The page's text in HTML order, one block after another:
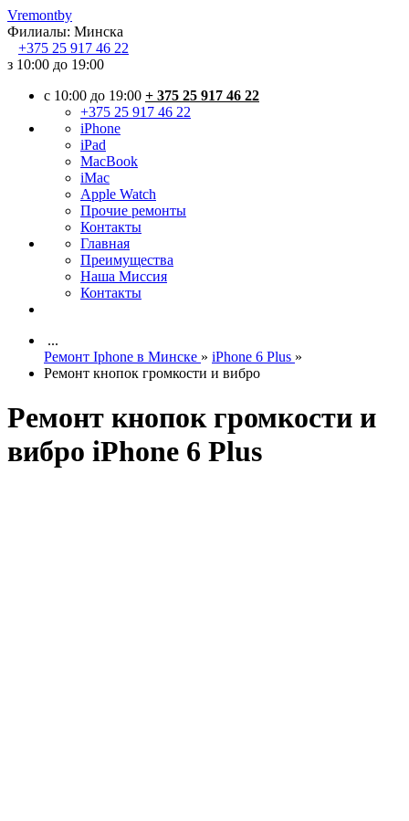
Vremontby
Филиалы: Минска
+375 25 917 46 22
з 10:00 до 19:00
c 10:00 до 19:00 + 375 25 917 46 22
+375 25 917 46 22
iPhone
iPad
MacBook
iMac
Apple Watch
Прочие ремонты
Контакты
Главная
Преимущества
Наша Миссия
Контакты
...
Ремонт Iphone в Минске » iPhone 6 Plus »
Ремонт кнопок громкости и вибро
Ремонт кнопок громкости и
вибро iPhone 6 Plus